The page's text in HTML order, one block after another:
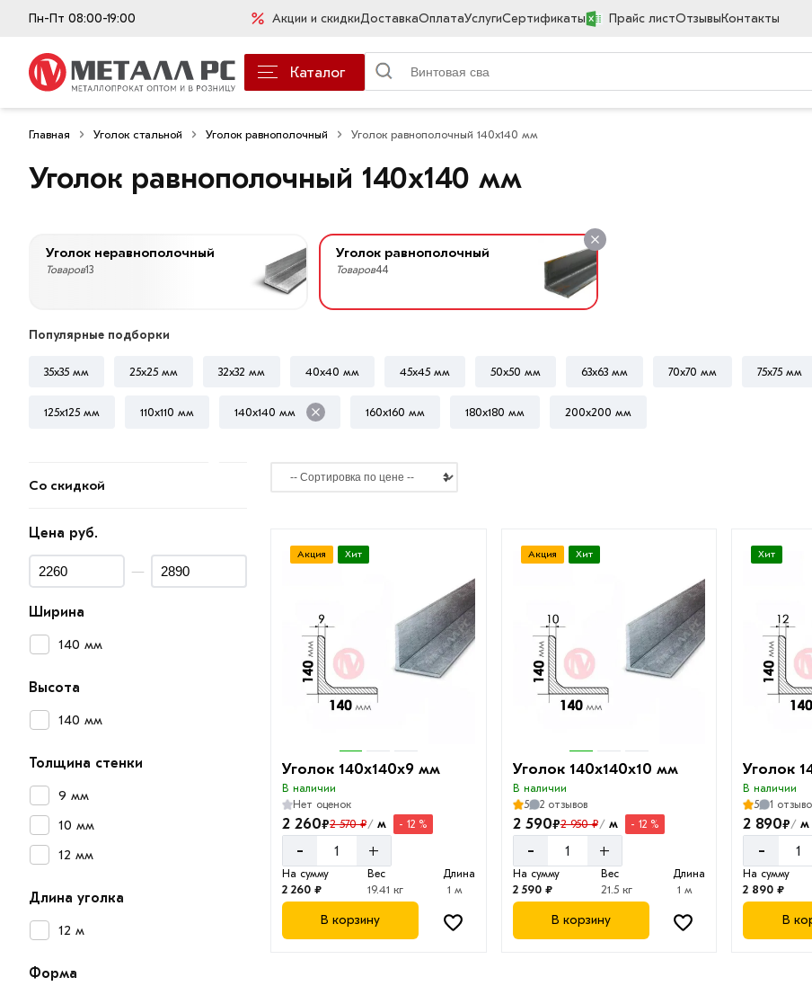
Пн-Пт 08:00-19:00 Акции и скидкиДоставкаОплатаУслугиСертификаты Прайс листОтзывыКонтакты
Каталог
Главная Уголок стальной Уголок равнополочный Уголок равнополочный 140х140 мм
Уголок равнополочный 140х140 мм
Уголок неравнополочный
Товаров13
Уголок равнополочный
Товаров44
Популярные подборки
35х35 мм 25х25 мм 32х32 мм 40х40 мм 45х45 мм 50х50 мм 63х63 мм 70х70 мм 75х75 мм
125х125 мм 110х110 мм 140х140 мм 160х160 мм 180х180 мм 200х200 мм
Со скидкой
Цена руб.
—
Ширина
140 мм
Высота
140 мм
Толщина стенки
9 мм
10 мм
12 мм
Длина уголка
12 м
Форма
Акция Хит
Уголок 140х140х9 мм
В наличии
Нет оценок
2 260₽2 570 ₽/м - 12 %
- +
На сумму
2 260 ₽
Вес
19.41 кг
Длина
1 м
В корзину
Акция Хит
Уголок 140х140х10 мм
В наличии
5
2 отзывов
2 590₽2 950 ₽/м - 12 %
- +
На сумму
2 590 ₽
Вес
21.5 кг
Длина
1 м
В корзину
Хит
Уголок
В наличии
5
1
2 890₽/ м
-
На сумму
2 890 ₽
В